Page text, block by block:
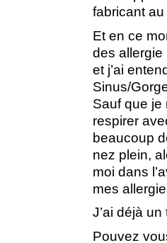
fabricant
Et en ce
des allergie
et j’ai
Sinus/
Sauf que je
respirer
beaucoup
nez plein,
moi dans
mes
J’ai déjà
Pouvez